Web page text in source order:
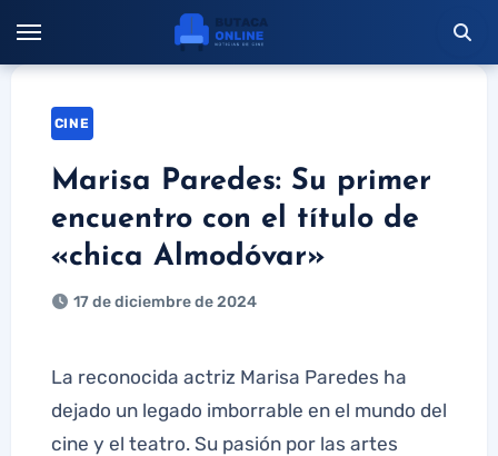
contenido
CINE
Marisa Paredes: Su primer
encuentro con el título de
«chica Almodóvar»
17 de diciembre de 2024
La reconocida actriz Marisa Paredes ha
dejado un legado imborrable en el mundo del
cine y el teatro. Su pasión por las artes